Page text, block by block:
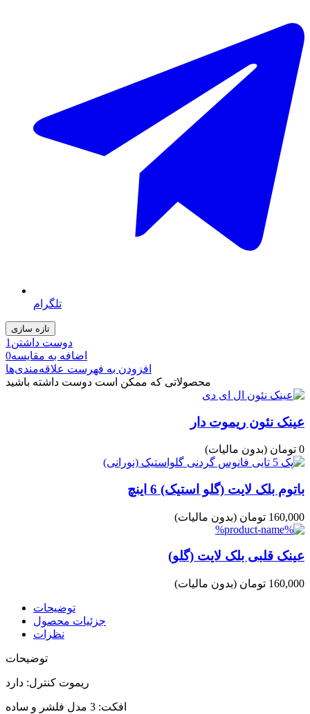
تلگرام
دوست داشتن 1
اضافه به مقایسه0
افزودن به فهرست علاقه‌مندی‌ها
محصولاتی که ممکن است دوست داشته باشید
عینک نئون ریموت دار
0 تومان (بدون مالیات)
باتوم بلک لایت (گلو استیک) 6 اینچ
160,000 تومان (بدون مالیات)
عینک قلبی بلک لایت (گلو)
160,000 تومان (بدون مالیات)
توضیحات
جزئیات محصول
نظرات
توضیحات
ریموت کنترل: دارد
افکت: 3 مدل فلشر و ساده